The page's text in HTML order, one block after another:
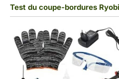
Test du coupe-bordures